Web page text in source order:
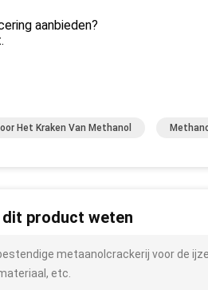
aanbieden?
Het Kraken Van Methanol
product weten
metaanolcrackerij voor de
etc.